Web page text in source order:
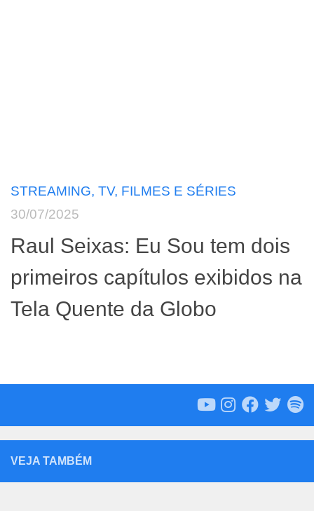
STREAMING, TV, FILMES E SÉRIES
30/07/2025
Raul Seixas: Eu Sou tem dois
primeiros capítulos exibidos na
Tela Quente da Globo
VEJA TAMBÉM